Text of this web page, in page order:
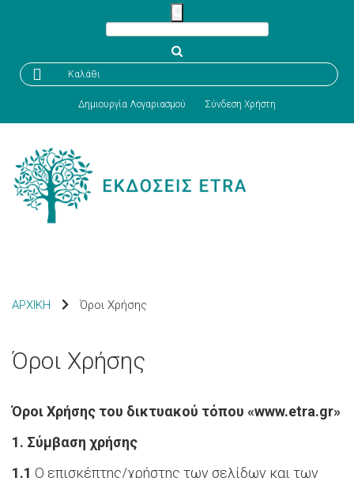
 Καλάθι
Δημιουργία Λογαριασμού Σύνδεση Χρήστη
ΑΡΧΙΚΗ Όροι Χρήσης
Όροι Χρήσης
Όροι Χρήσης του δικτυακού τόπου «www.etra.gr»
1. Σύμβαση χρήσης
1.1 Ο επισκέπτης/χρήστης των σελίδων και των